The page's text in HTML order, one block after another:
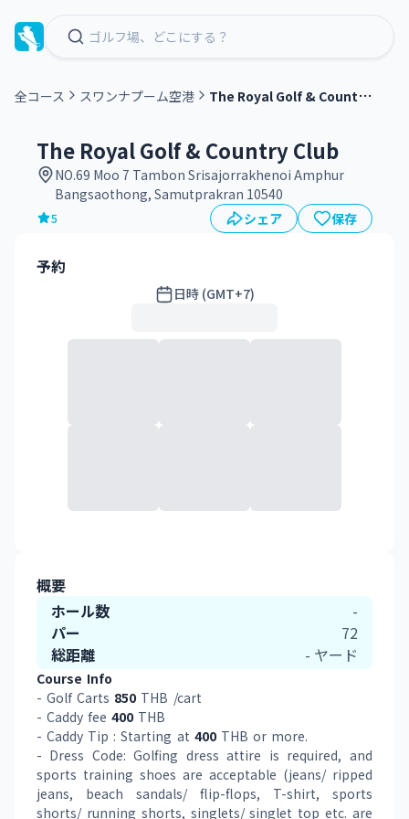
全コース スワンナプーム空港 T
he Royal Golf & Country Club
The Royal Golf & Country Club
NO.69 Moo 7 Tambon Srisajorrakhenoi Amphur
Bangsaothong, Samutprakran 10540
5 シェア 保存
予約
日時 (GMT+7)
概要
ホール数
-
パー
72
総距離
- ヤード
Course Info
- Golf Carts 850 THB /cart
- Caddy fee 400 THB
- Caddy Tip : Starting at 400 THB or more.
- Dress Code: Golfing dress attire is required, and
sports training shoes are acceptable (jeans/ ripped
jeans, beach sandals/ flip-flops, T-shirt, sports
shorts/ running shorts, singlets/ singlet top etc. are